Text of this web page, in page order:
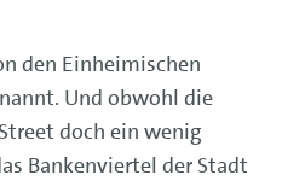
den Einheimischen
Und obwohl die
doch ein wenig
Bankenviertel der Stadt